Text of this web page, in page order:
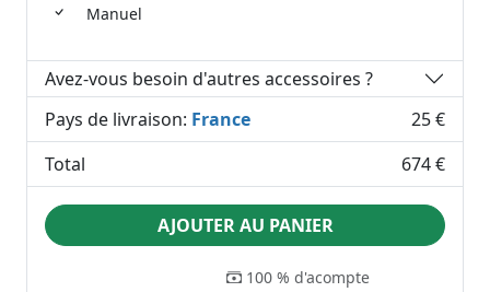
Manuel
Avez-vous besoin d'autres accessoires ?
Pays de livraison: France
25 €
Total
674 €
AJOUTER AU PANIER
100 % d'acompte